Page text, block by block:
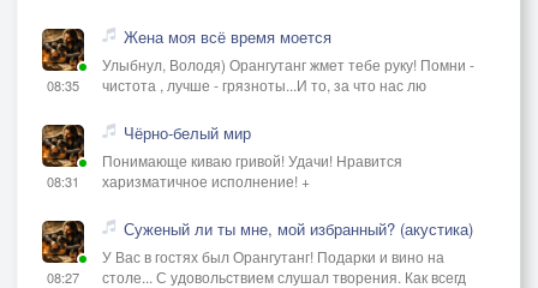
08:35
Жена моя всё время моется
Улыбнул, Володя) Орангутанг жмет тебе руку! Помни -
чистота , лучше - грязноты...И то, за что нас лю
08:31
Чёрно-белый мир
Понимающе киваю гривой! Удачи! Нравится
харизматичное исполнение! +
08:27
Суженый ли ты мне, мой избранный? (акустика)
У Вас в гостях был Орангутанг! Подарки и вино на
столе... С удовольствием слушал творения. Как всегд